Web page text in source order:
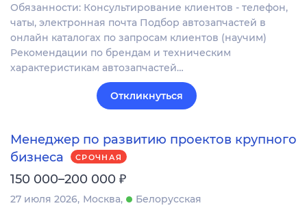
Обязанности: Консультирование клиентов - телефон,
чаты, электронная почта Подбор автозапчастей в
онлайн каталогах по запросам клиентов (научим)
Рекомендации по брендам и техническим
характеристикам автозапчастей…
Откликнуться
Менеджер по развитию проектов крупного
бизнеса
СРОЧНАЯ
150 000–200 000 ₽
27 июля 2026 Москва
Белорусская